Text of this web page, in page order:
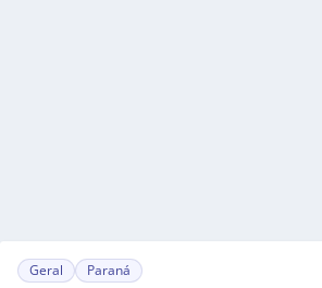
Geral Paraná